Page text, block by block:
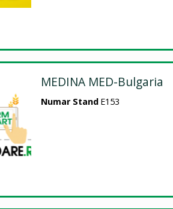
MEDINA MED-Bulgaria
Numar Stand E153